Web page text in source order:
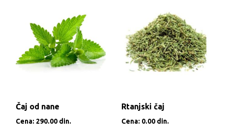
Čaj od nane
Cena: 290.00 din.
Rtanjski čaj
Cena: 0.00 din.